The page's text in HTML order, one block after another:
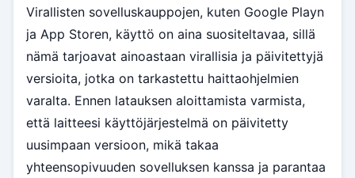
Virallisten sovelluskauppojen, kuten Google Playn
ja App Storen, käyttö on aina suositeltavaa, sillä
nämä tarjoavat ainoastaan virallisia ja päivitettyjä
versioita, jotka on tarkastettu haittaohjelmien
varalta. Ennen latauksen aloittamista varmista,
että laitteesi käyttöjärjestelmä on päivitetty
uusimpaan versioon, mikä takaa
yhteensopivuuden sovelluksen kanssa ja parantaa